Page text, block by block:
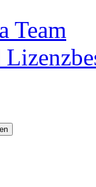
Team